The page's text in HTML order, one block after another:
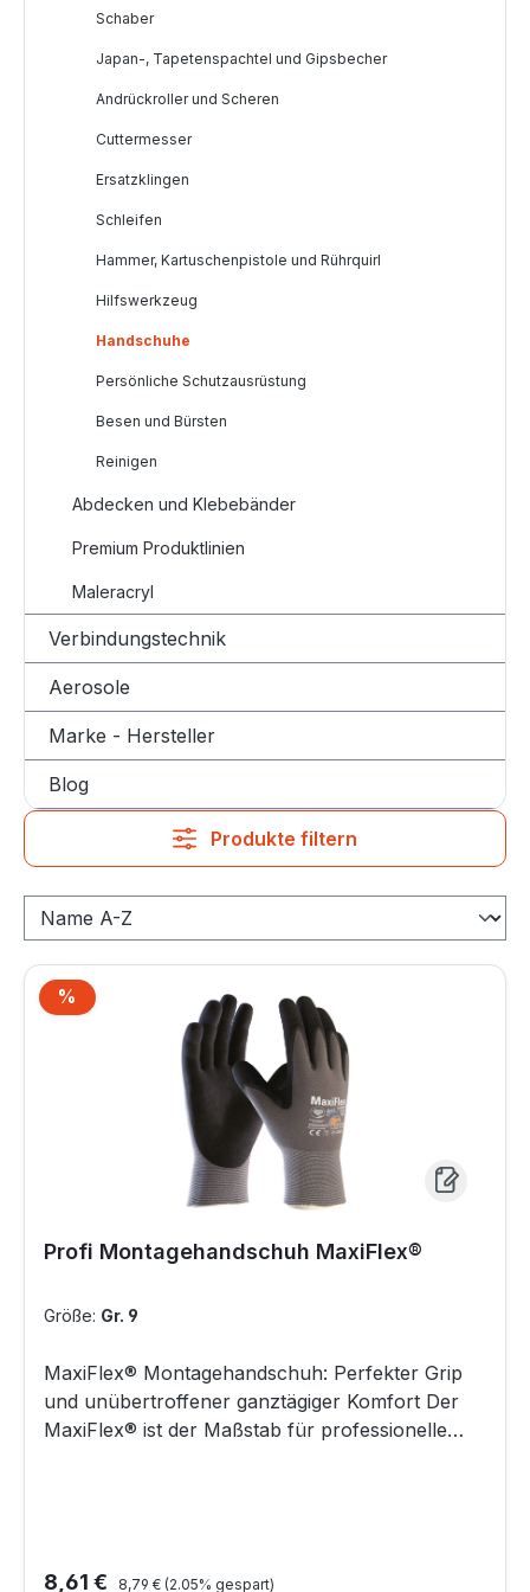
Schaber
Japan-, Tapetenspachtel und Gipsbecher
Andrückroller und Scheren
Cuttermesser
Ersatzklingen
Schleifen
Hammer, Kartuschenpistole und Rührquirl
Hilfswerkzeug
Handschuhe
Persönliche Schutzausrüstung
Besen und Bürsten
Reinigen
Abdecken und Klebebänder
Premium Produktlinien
Maleracryl
Verbindungstechnik
Aerosole
Marke - Hersteller
Blog
Produkte filtern
Rabatt
%
Profi Montagehandschuh MaxiFlex®
Größe: Gr. 9
MaxiFlex® Montagehandschuh: Perfekter Grip
und unübertroffener ganztägiger Komfort Der
MaxiFlex® ist der Maßstab für professionelle
anzufühlen und bietet dabei eine herausragende
Verkaufspreis:
8,61 € Regulärer Preis:
8,79 € (2.05% gespart)